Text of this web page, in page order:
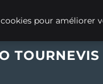
TOURNEVIS
pour améliorer